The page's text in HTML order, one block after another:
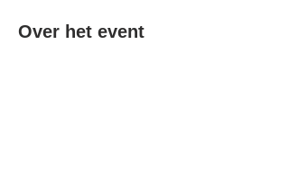
Over het event